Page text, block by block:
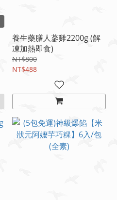
養生藥膳人蔘雞2200g (解
凍加熱即食)
NT$800
NT$488